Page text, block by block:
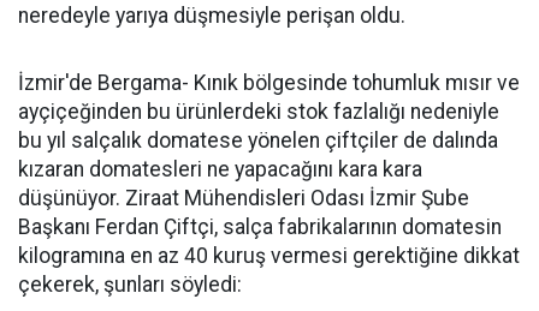
neredeyle yarıya düşmesiyle perişan oldu.
İzmir'de Bergama- Kınık bölgesinde tohumluk mısır ve
ayçiçeğinden bu ürünlerdeki stok fazlalığı nedeniyle
bu yıl salçalık domatese yönelen çiftçiler de dalında
kızaran domatesleri ne yapacağını kara kara
düşünüyor. Ziraat Mühendisleri Odası İzmir Şube
Başkanı Ferdan Çiftçi, salça fabrikalarının domatesin
kilogramına en az 40 kuruş vermesi gerektiğine dikkat
çekerek, şunları söyledi: